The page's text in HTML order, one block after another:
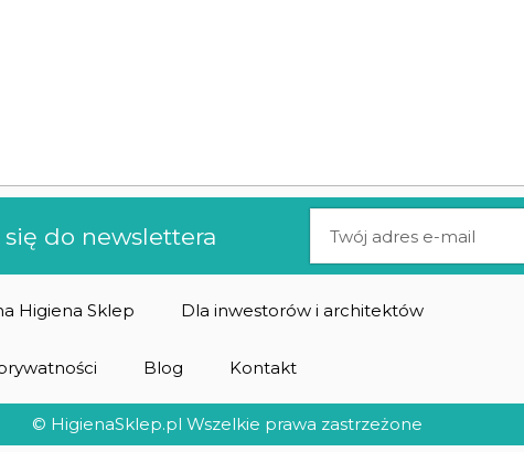
się do newslettera
Higiena Sklep Dla inwestorów i architektów
Blog Kontakt
© HigienaSklep.pl Wszelkie prawa zastrzeżone